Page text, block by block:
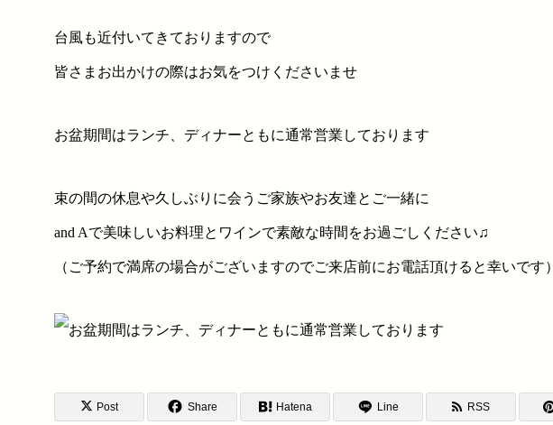
台風も近付いてきておりますので
皆さまお出かけの際はお気をつけくださいませ
お盆期間はランチ、ディナーともに通常営業しております
束の間の休息や久しぶりに会うご家族やお友達とご一緒に
and Aで美味しいお料理とワインで素敵な時間をお過ごしください♫
（ご予約で満席の場合がございますのでご来店前にお電話頂けると幸いです）
Post Share Hatena Line RSS